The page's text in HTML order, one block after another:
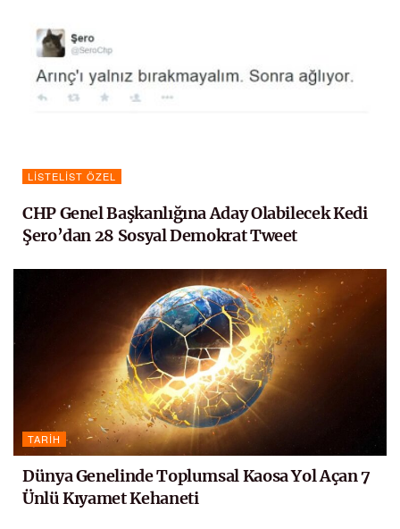
LISTELIST ÖZEL
CHP Genel Başkanlığına Aday Olabilecek Kedi
Şero’dan 28 Sosyal Demokrat Tweet
TARIH
Dünya Genelinde Toplumsal Kaosa Yol Açan 7
Ünlü Kıyamet Kehaneti